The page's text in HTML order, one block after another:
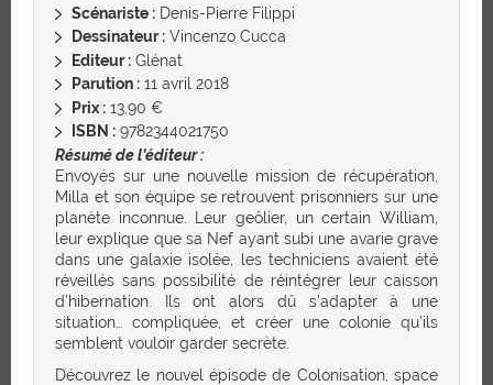
Scénariste : Denis-Pierre Filippi
Dessinateur : Vincenzo Cucca
Editeur : Glénat
Parution : 11 avril 2018
Prix : 13,90 €
ISBN : 9782344021750
Résumé de l’éditeur :
Envoyés sur une nouvelle mission de récupération,
Milla et son équipe se retrouvent prisonniers sur une
planète inconnue. Leur geôlier, un certain William,
leur explique que sa Nef ayant subi une avarie grave
dans une galaxie isolée, les techniciens avaient été
réveillés sans possibilité de réintégrer leur caisson
d’hibernation. Ils ont alors dû s’adapter à une
situation… compliquée, et créer une colonie qu’ils
semblent vouloir garder secrète.
Découvrez le nouvel épisode de Colonisation, space